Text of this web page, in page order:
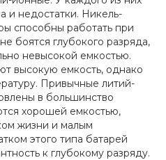
и недостатки. Никель-
способны работать при
боятся глубокого разряда,
невысокой емкостью.
высокую емкость, однако
Привычные литий-
в большинство
хорошей емкостью,
жизни и малым
этого типа батарей
к глубокому разряду.